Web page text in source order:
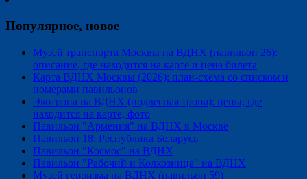
Популярное, новое
Музей транспорта Москвы на ВДНХ (павильон 26):
описание, где находится на карте и цена билета
Карта ВДНХ Москвы (2026): план-схема со списком и
номерами павильонов
Экотропа на ВДНХ (подвесная тропа): цены, где
находится на карте, фото
Павильон "Армения" на ВДНХ в Москве
Павильон 18: Республика Беларусь
Павильон "Космос" на ВДНХ
Павильон "Рабочий и Колхозница" на ВДНХ
Музей героизма на ВДНХ (павильон 59)